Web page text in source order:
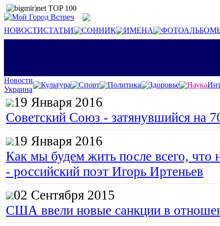
НОВОСТИСТАТЬИ СОННИК ИМЕНА
Новости
Украина
Культура Спорт Политика Здоровье Наука
19 Января 2016
Советский Союз - затянувшийся на
19 Января 2016
Как мы будем жить после всего, что
- российский поэт Игорь Иртеньев
02 Сентября 2015
США ввели новые санкции в